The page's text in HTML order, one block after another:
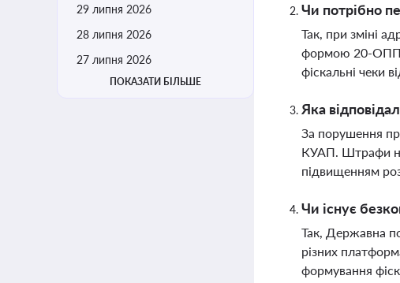
29 липня 2026
28 липня 2026
27 липня 2026
ПОКАЗАТИ БІЛЬШЕ
Чи потрібно
Так, при зміні
формою 20-ОПП
фіскальні чеки
Яка
За порушення
КУАП. Штрафи
підвищенням
Чи існує
Так, Державна
різних
формування